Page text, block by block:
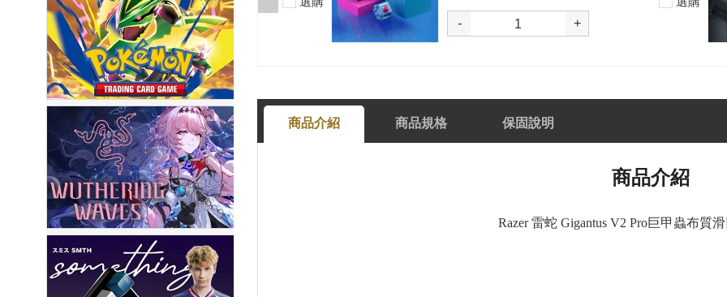
- + - +
商品介紹 商品規格 保固說明
商品介紹
Razer 雷蛇 Gigantus V2 Pro巨甲蟲布質